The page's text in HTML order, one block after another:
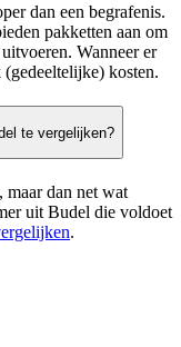
dan een begrafenis.
pakketten aan om
Wanneer er
kosten.
te vergelijken?
maar dan net wat
uit Budel die voldoet
.